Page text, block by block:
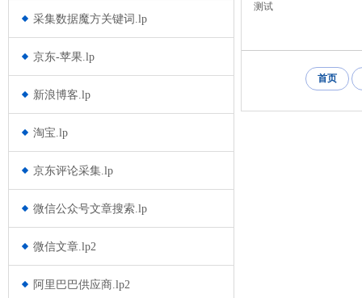
采集数据魔方关键词.lp
京东-苹果.lp
新浪博客.lp
淘宝.lp
京东评论采集.lp
微信公众号文章搜索.lp
微信文章.lp2
阿里巴巴供应商.lp2
测试
首页